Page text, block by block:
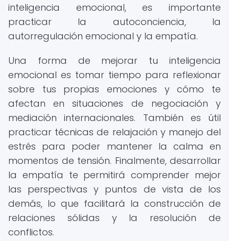
inteligencia emocional, es importante
practicar la autoconciencia, la
autorregulación emocional y la empatía.
Una forma de mejorar tu inteligencia
emocional es tomar tiempo para reflexionar
sobre tus propias emociones y cómo te
afectan en situaciones de negociación y
mediación internacionales. También es útil
practicar técnicas de relajación y manejo del
estrés para poder mantener la calma en
momentos de tensión. Finalmente, desarrollar
la empatía te permitirá comprender mejor
las perspectivas y puntos de vista de los
demás, lo que facilitará la construcción de
relaciones sólidas y la resolución de
conflictos.